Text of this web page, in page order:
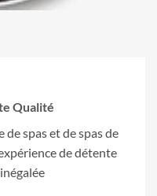
Qualité
spas et de spas de
de détente